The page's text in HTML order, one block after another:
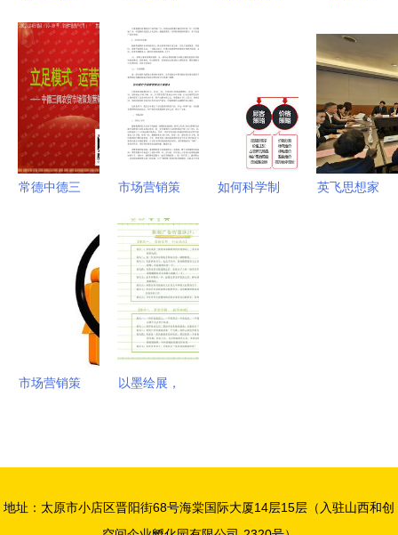
推广 新21
世纪高职市
场营销的实
战指南
楼、茶叶店
与茶餐厅的
市场推广活
动策划方案
制造厂
厂直供团购
会 匠心工
格的完美碰
撞
常德中德三
市场营销策
策略到执行
的全面指南
如何科学制
英飞思想家
市场营销策
大核心
以墨绘展，
地址：太原市小店区晋阳街68号海棠国际大厦14层15层（入驻山西和创